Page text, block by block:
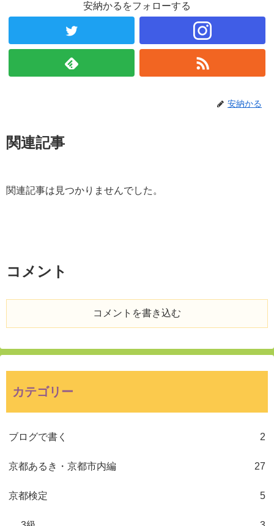
安納かるをフォローする
安納かる
関連記事
関連記事は見つかりませんでした。
コメント
コメントを書き込む
カテゴリー
ブログで書く 2
京都あるき・京都市内編 27
京都検定 5